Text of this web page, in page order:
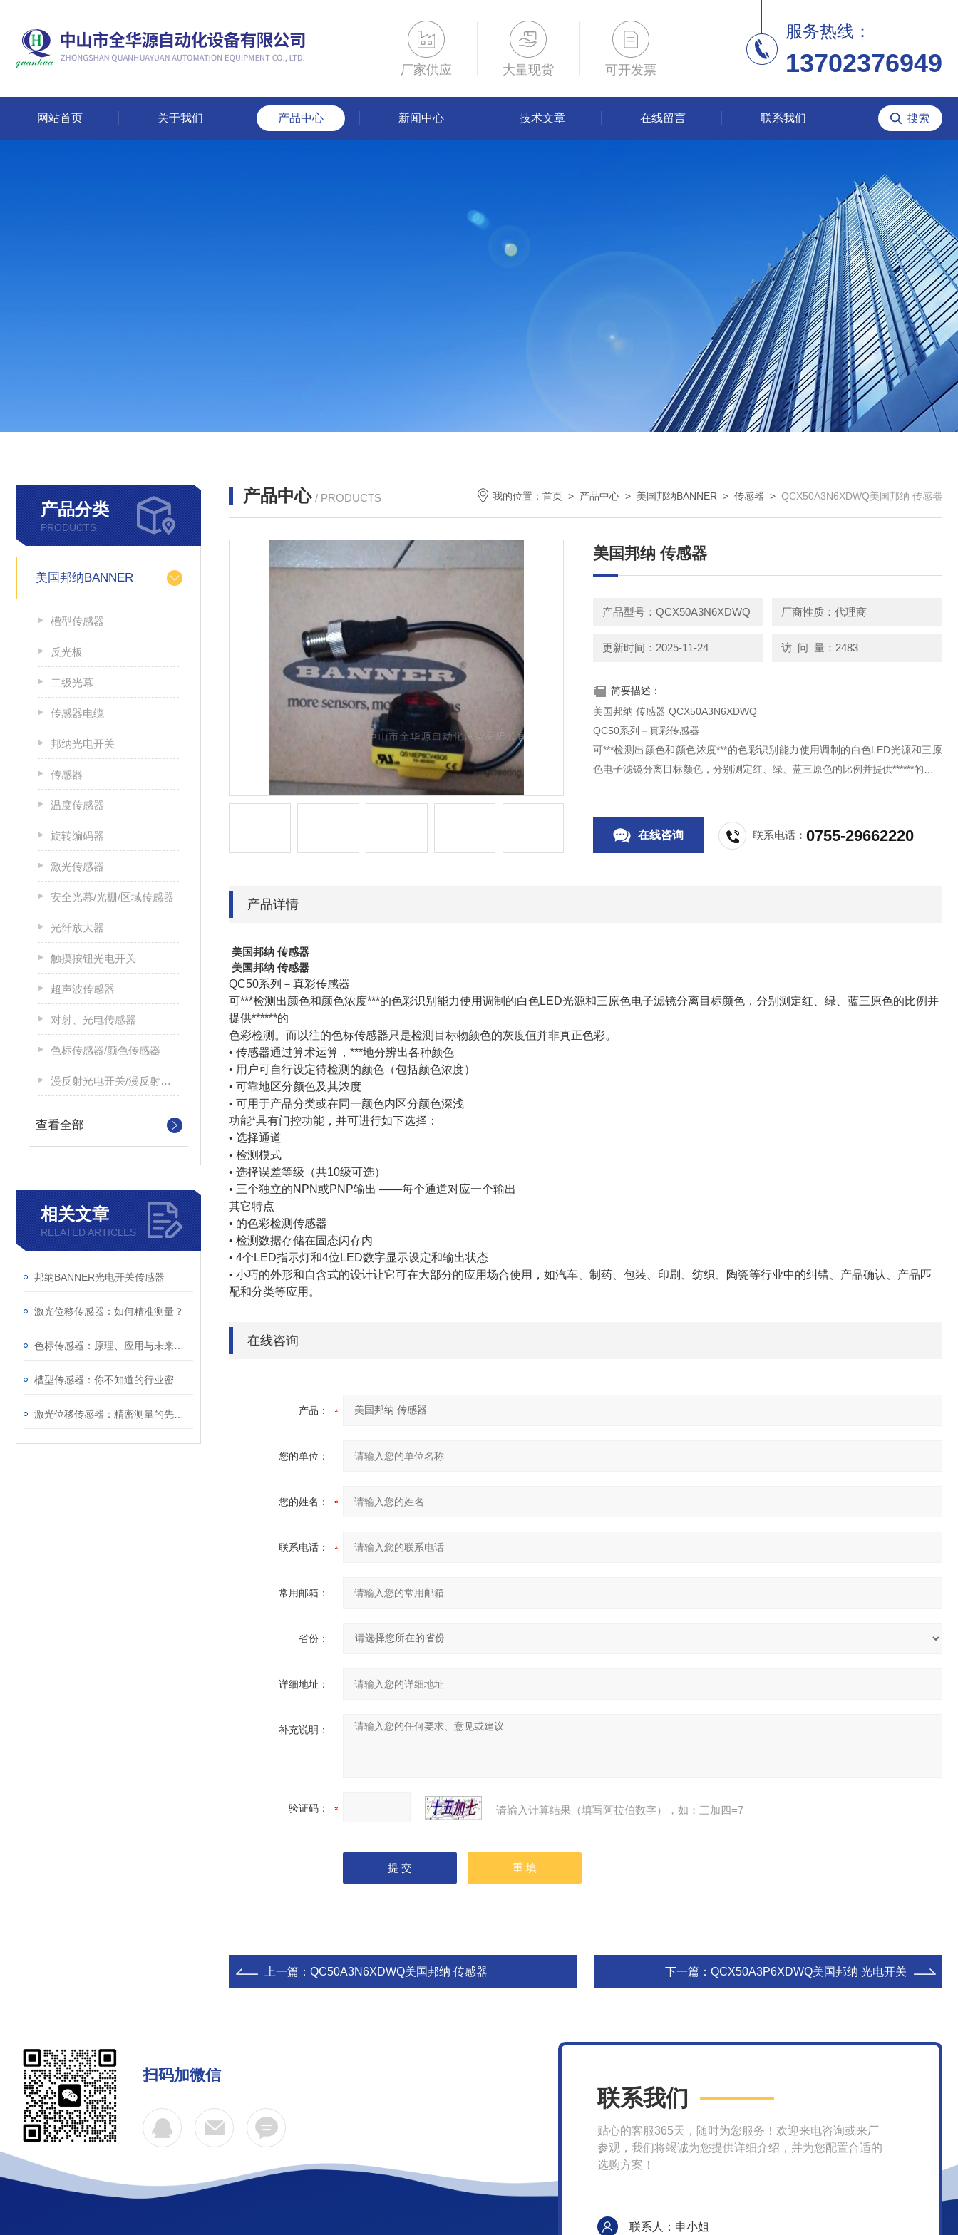
厂家供应 大量现货 可开发票
服务热线：
13702376949
网站首页 关于我们 产品中心 新闻中心 技术文章 在线留言 联系我们
产品分类
PRODUCTS
美国邦纳BANNER
槽型传感器
反光板
二级光幕
传感器电缆
邦纳光电开关
传感器
温度传感器
旋转编码器
激光传感器
安全光幕/光栅/区域传感器
光纤放大器
触摸按钮光电开关
超声波传感器
对射、光电传感器
色标传感器/颜色传感器
漫反射光电开关/漫反射光电传感器
查看全部
相关文章
RELATED ARTICLES
邦纳BANNER光电开关传感器
激光位移传感器：如何精准测量？
产品中心 / PRODUCTS 我的位置： 首页 > 产品中心 > 美国邦纳BANNER > 传感器 > QCX50A3N6XDWQ美国邦纳 传感器
美国邦纳 传感器
产品型号：QCX50A3N6XDWQ 厂商性质：代理商
更新时间：2025-11-24 访 问 量：2483
简要描述：
美国邦纳 传感器 QCX50A3N6XDWQ
QC50系列－真彩传感器
可***检测出颜色和颜色浓度***的色彩识别能力使用调制的白色LED光源和三原
色电子滤镜分离目标颜色，分别测定红、绿、蓝三原色的比例并提供******的
• 用户可自行设定待检测的颜色（包括颜色浓度）
在线咨询 联系电话：0755-29662220
产品详情
美国邦纳 传感器
美国邦纳 传感器
QC50系列－真彩传感器
可***检测出颜色和颜色浓度***的色彩识别能力使用调制的白色LED光源和三原色电子滤镜分离目标颜色，分别测定红、绿、蓝三原色的比例并
提供******的
色彩检测。而以往的色标传感器只是检测目标物颜色的灰度值并非真正色彩。
• 传感器通过算术运算，***地分辨出各种颜色
• 用户可自行设定待检测的颜色（包括颜色浓度）
• 可靠地区分颜色及其浓度
• 可用于产品分类或在同一颜色内区分颜色深浅
功能*具有门控功能，并可进行如下选择：
• 选择通道
• 检测模式
• 选择误差等级（共10级可选）
• 三个独立的NPN或PNP输出 ——每个通道对应一个输出
其它特点
• 的色彩检测传感器
• 检测数据存储在固态闪存内
• 4个LED指示灯和4位LED数字显示设定和输出状态
• 小巧的外形和自含式的设计让它可在大部分的应用场合使用，如汽车、制药、包装、印刷、纺织、陶瓷等行业中的纠错、产品确认、产品匹
配和分类等应用。
在线咨询
产品：
您的单位：
您的姓名：
联系电话：
常用邮箱：
省份：
详细地址：
补充说明：
验证码： 请输入计算结果（填写阿拉伯数字），如：三加四=7
上一篇： QC50A3N6XDWQ美国邦纳 传感器 下一篇： QCX50A3P6XDWQ美国邦纳 光电开关
扫码加微信
联系我们
贴心的客服365天，随时为您服务！欢迎来电咨询或来厂
参观，我们将竭诚为您提供详细介绍，并为您配置合适的
选购方案！
联系人：申小姐